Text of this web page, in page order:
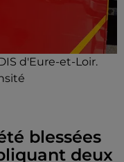
d'Eure-et-Loir.
blessées
deux